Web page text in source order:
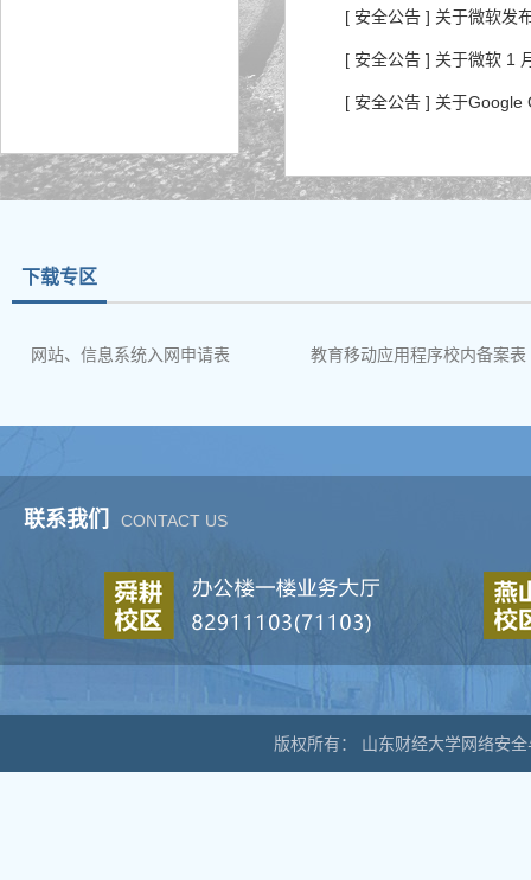
[ 安全公告 ] 关于微软发
[ 安全公告 ] 关于微软 1
[ 安全公告 ] 关于Google
下载专区
网站、信息系统入网申请表 教育移动应用程序校内备案表
联系我们 CONTACT US
版权所有： 山东财经大学网络安